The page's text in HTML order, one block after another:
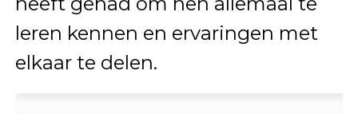
leren kennen en ervaringen met
elkaar te delen.